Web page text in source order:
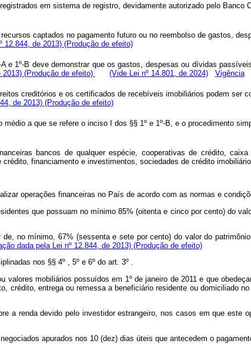
em sistema de registro, devidamente autorizado pelo
captados no pagamento futuro ou no reembolso de gastos,
12.844, de 2013) (Produção de efeito)
e 1º-B deve demonstrar que os gastos, despesas ou dívidas
2013) (Produção de efeito) (Vide Lei nº 14.801, de 2024) Vigência
creditórios e os certificados de recebíveis imobiliários podem ser
de 2013) (Produção de efeito)
a que se refere o inciso I dos §§ 1º e 1º-B, e o procedimento
bancos de qualquer espécie, cooperativas de crédito,
financiamento e investimentos, sociedades de crédito
operações financeiras no País de acordo com as normas e
que possuam no mínimo 85% (oitenta e cinco por cento) do
no mínimo, 67% (sessenta e sete por cento) do valor do
dada pela Lei nº 12.844, de 2013) (Produção de efeito)
nos §§ 4º , 5º e 6º do art. 3º .
mobiliários possuídos em 1º de janeiro de 2011 e que
crédito, entrega ou remessa a beneficiário residente ou domiciliado
a renda devido pelo investidor estrangeiro, nos casos em que este
apurados nos 10 (dez) dias úteis que antecedem o